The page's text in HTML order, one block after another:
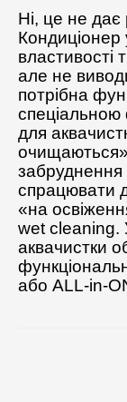
Ні, це не
Кондиціонер
властивості
але не
потрібна
для
спрацювати
«на
wet cleaning.
аквачистки
або ALL-in-